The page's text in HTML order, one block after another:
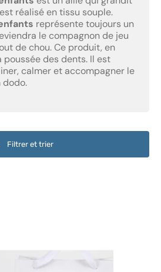
réalisé en tissu souple.
représente toujours un
le compagnon de jeu
de chou. Ce produit, en
poussée des dents. Il est
calmer et accompagner le
Filtrer et trier